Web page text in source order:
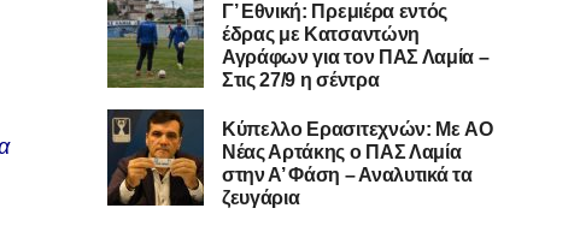
Γ’ Εθνική: Πρεμιέρα εντός
έδρας με Κατσαντώνη
Αγράφων για τον ΠΑΣ Λαμία –
Στις 27/9 η σέντρα
Kύπελλο Ερασιτεχνών: Με AO
Nέας Αρτάκης ο ΠΑΣ Λαμία
στην Α’ Φάση – Αναλυτικά τα
ζευγάρια